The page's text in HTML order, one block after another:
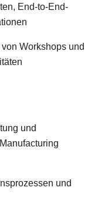
End-to-End-
Workshops und
und
und